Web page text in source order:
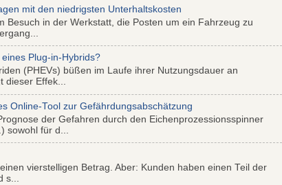
mit den niedrigsten Unterhaltskosten
Besuch in der Werkstatt, die Posten um ein Fahrzeug zu
Plug-in-Hybrids?
(PHEVs) büßen im Laufe ihrer Nutzungsdauer an
dieser Effek...
Online-Tool zur Gefährdungsabschätzung
der Gefahren durch den Eichenprozessionsspinner
sowohl für d...
vierstelligen Betrag. Aber: Kunden haben einen Teil der
s...